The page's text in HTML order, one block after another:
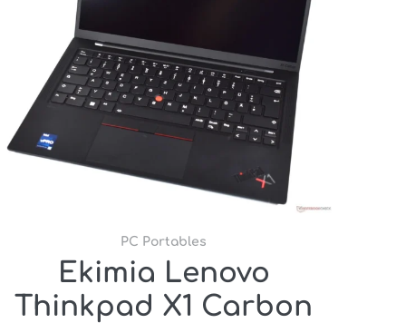
PC Portables
Ekimia Lenovo
Thinkpad X1 Carbon